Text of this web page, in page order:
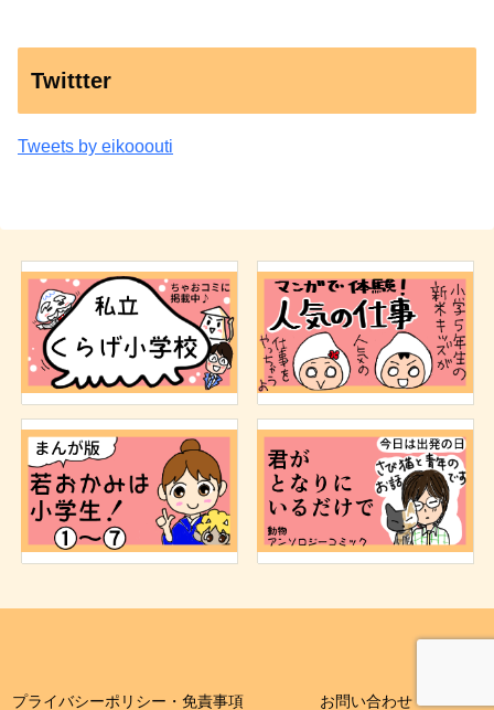
Twittter
Tweets by eikooouti
プライバシーポリシー・免責事項 お問い合わせ